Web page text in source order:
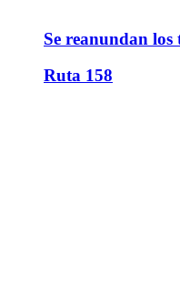
Se reanundan los
Ruta 158